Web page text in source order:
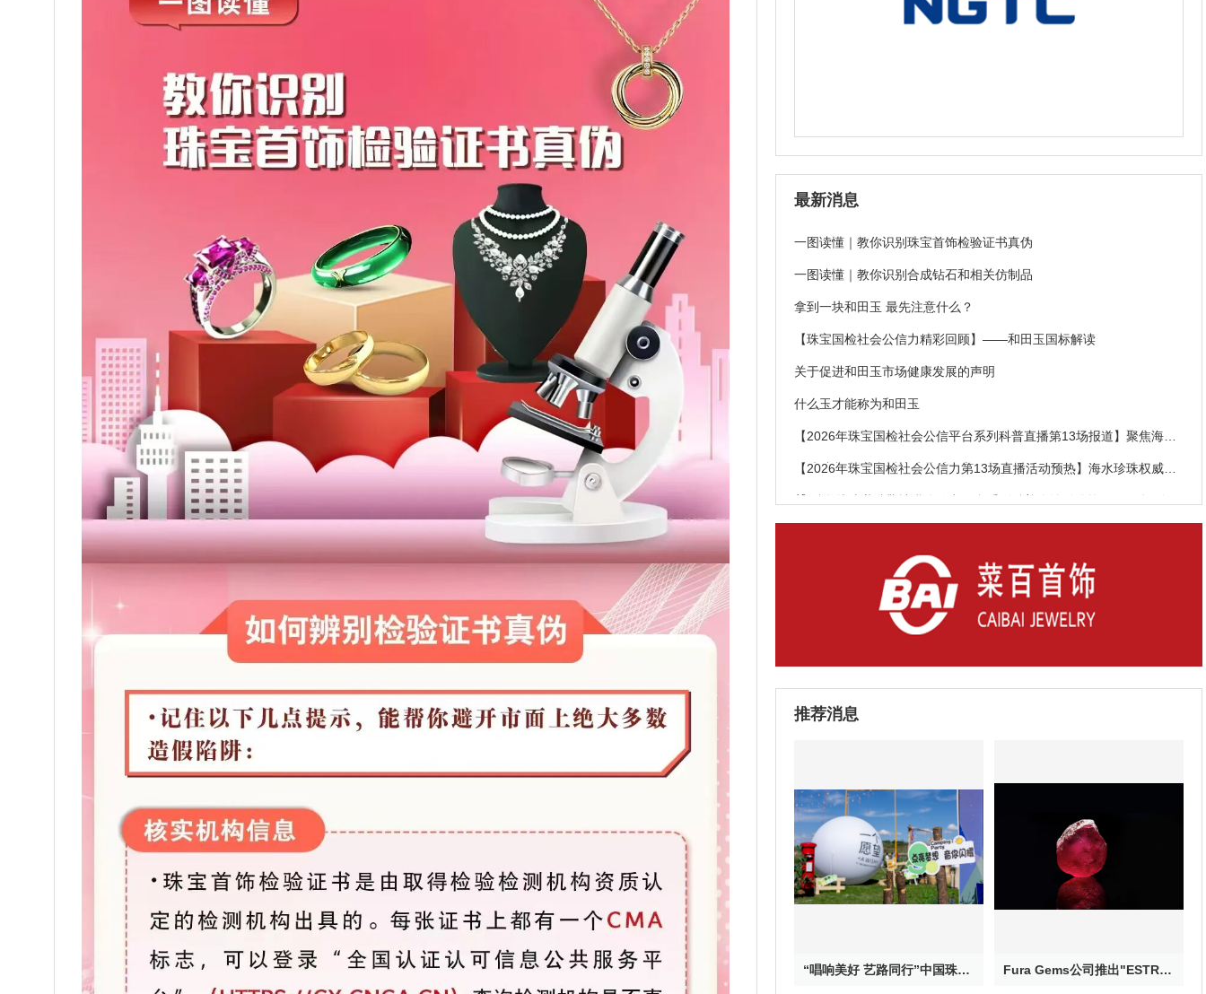
最新消息
一图读懂｜教你识别珠宝首饰检验证书真伪
一图读懂｜教你识别合成钻石和相关仿制品
拿到一块和田玉 最先注意什么？
【珠宝国检社会公信力精彩回顾】——和田玉国标解读
关于促进和田玉市场健康发展的声明
什么玉才能称为和田玉
【2026年珠宝国检社会公信平台系列科普直播第13场报道】聚焦海水
珍珠消费 权威直播护航品质信心
【2026年珠宝国检社会公信力第13场直播活动预热】海水珍珠权威科
推荐消息
“唱响美好 艺路同行”中国珠宝公益校园音乐季——大山里的星空音乐会在云南鲁甸浪漫上演 Fura Gems公司推出"ESTRELA DE FURA”